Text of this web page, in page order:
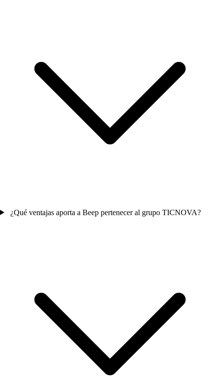
¿Qué ventajas aporta a Beep pertenecer al grupo TICNOVA?